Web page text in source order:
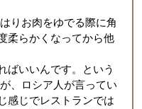
りお肉をゆでる際に角
柔らかくなってから他
ばいいんです。という
、ロシア人が言ってい
感じでレストランでは